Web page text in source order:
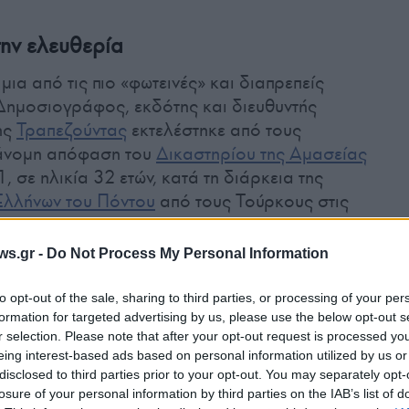
- Do Not Process My Personal Information
opt-out of the sale, sharing to third parties, or processing of your
for targeted advertising by us, please use the below opt-out
selection. Please note that after your opt-out request is processed
interest-based ads based on personal information utilized by us
to third parties prior to your opt-out. You may separately
of your personal information by third parties on the IAB’s list of
ελευθερία
από τις πιο «φωτεινές» και διαπρεπείς
εκδότης και διευθυντής
Τραπεζούντας εκτελέστηκε από τους
απόφαση του Δικαστηρίου της Αμασείας
ηλικία 32 ετών, κατά τη διάρκεια της
του Πόντου από τους Τούρκους στις
στηνΕΟΚΑ. Υπήρξε ένας από τους
του Κυπριακού Αγώνα για την αποτίναξη
την 14η Μαρτίου 1957 από τους
κατακραυγή. Η θυσία του έγινε θρύλος,